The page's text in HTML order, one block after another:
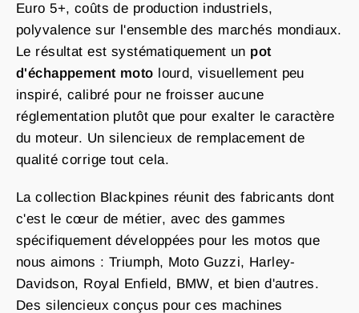
Euro 5+, coûts de production industriels,
polyvalence sur l'ensemble des marchés mondiaux.
Le résultat est systématiquement un pot
d'échappement moto lourd, visuellement peu
inspiré, calibré pour ne froisser aucune
réglementation plutôt que pour exalter le caractère
du moteur. Un silencieux de remplacement de
qualité corrige tout cela.
La collection Blackpines réunit des fabricants dont
c'est le cœur de métier, avec des gammes
spécifiquement développées pour les motos que
nous aimons : Triumph, Moto Guzzi, Harley-
Davidson, Royal Enfield, BMW, et bien d'autres.
Des silencieux conçus pour ces machines